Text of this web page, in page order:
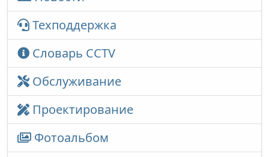
Техподдержка
Словарь CCTV
Обслуживание
Проектирование
Фотоальбом